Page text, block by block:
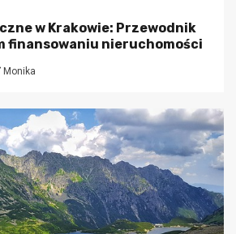
w Krakowie: Przewodnik
finansowaniu nieruchomości
Monika